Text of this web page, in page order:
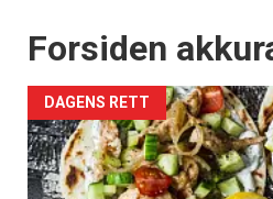
Forsiden
DAGENS RETT